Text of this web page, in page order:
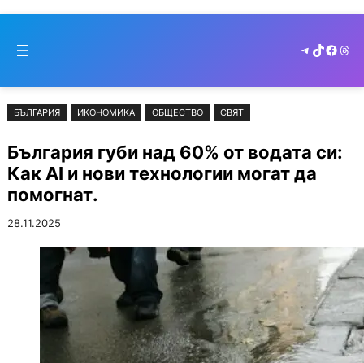
съдържанието
to
Telegram
TikTok
БЪЛГАРИЯ ИКОНОМИКА ОБЩЕСТВО СВЯТ
България губи над 60% от водата си:
Как AI и нови технологии могат да
помогнат.
28.11.2025